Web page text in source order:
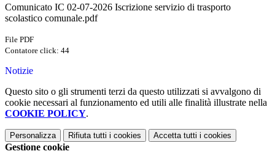
Comunicato IC 02-07-2026 Iscrizione servizio di trasporto
scolastico comunale.pdf
File PDF
Contatore click: 44
Notizie
Questo sito o gli strumenti terzi da questo utilizzati si avvalgono di
cookie necessari al funzionamento ed utili alle finalità illustrate nella
COOKIE POLICY.
Personalizza Rifiuta tutti i cookies Accetta tutti i cookies
Gestione cookie